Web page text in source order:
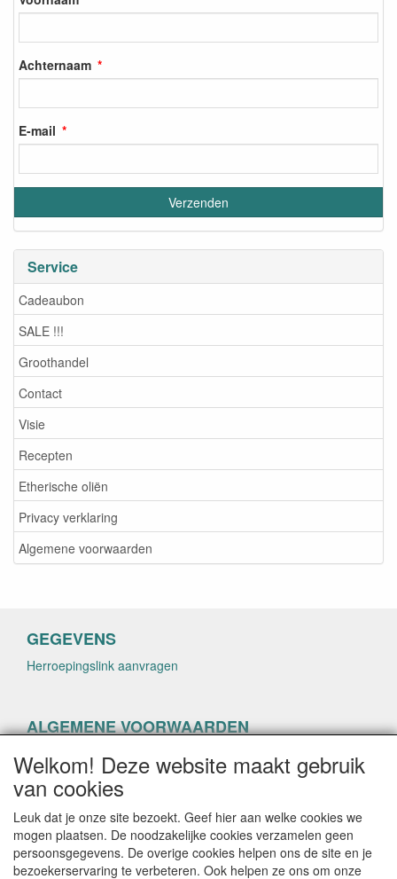
Achternaam
E-mail
Service
Cadeaubon
SALE !!!
Groothandel
Contact
Visie
Recepten
Etherische oliën
Privacy verklaring
Algemene voorwaarden
GEGEVENS
Herroepingslink aanvragen
ALGEMENE VOORWAARDEN
Herroepingslink aanvragen
CONTACTGEGEVENS
Welkom! Deze website maakt gebruik
van cookies
Leuk dat je onze site bezoekt. Geef hier aan welke cookies we
mogen plaatsen. De noodzakelijke cookies verzamelen geen
persoonsgegevens. De overige cookies helpen ons de site en je
bezoekerservaring te verbeteren. Ook helpen ze ons om onze